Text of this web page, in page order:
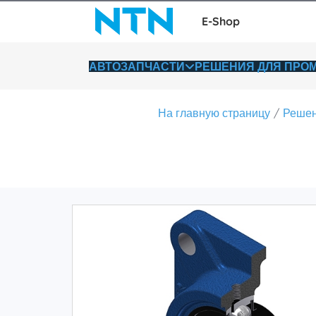
E-Shop
АВТОЗАПЧАСТИ РЕШЕНИЯ ДЛЯ
На главную страницу